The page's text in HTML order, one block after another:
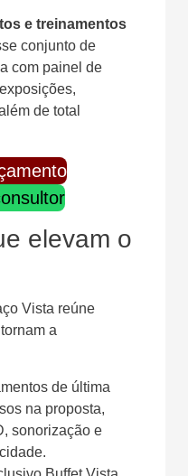
e treinamentos
conjunto de
com painel de
de total
elevam o
Vista reúne
a
de última
na proposta,
sonorização e